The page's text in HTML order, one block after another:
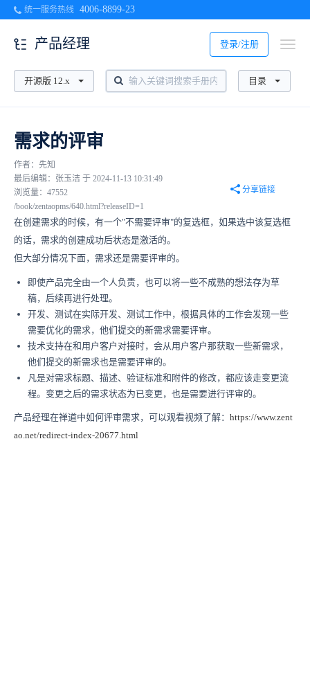
统一服务热线 4006-8899-23
登录/注册
产品经理
开源版 12.x 目录
需求的评审
作者：先知
最后编辑：张玉洁 于 2024-11-13 10:31:49
浏览量：47552
分享链接
/book/zentaopms/640.html?releaseID=1
在创建需求的时候，有一个"不需要评审"的复选框，如果选中该复选框
的话，需求的创建成功后状态是激活的。
但大部分情况下面，需求还是需要评审的。
即使产品完全由一个人负责，也可以将一些不成熟的想法存为草
稿，后续再进行处理。
开发、测试在实际开发、测试工作中，根据具体的工作会发现一些
需要优化的需求，他们提交的新需求需要评审。
技术支持在和用户客户对接时，会从用户客户那获取一些新需求，
他们提交的新需求也是需要评审的。
凡是对需求标题、描述、验证标准和附件的修改，都应该走变更流
程。变更之后的需求状态为已变更，也是需要进行评审的。
产品经理在禅道中如何评审需求，可以观看视频了解： https://www.zent
ao.net/redirect-index-20677.html